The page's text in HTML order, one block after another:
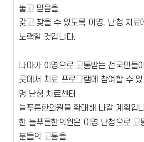
놓고 믿음을
갖고 찾을 수 있도록 이명, 난청 치료
노력할 것입니다.
나아가 이명으로 고통받는 전국민들
곳에서 치료 프로그램에 참여할 수 있
명 난청 치료센터
늘푸른한의원을 확대해 나갈 계획입
한 늘푸른한의원은 이명 난청으로 고
분들의 고통을